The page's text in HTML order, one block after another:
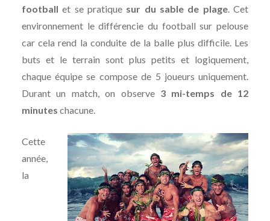
football et se pratique sur du sable de plage. Cet
environnement le différencie du football sur pelouse
car cela rend la conduite de la balle plus difficile. Les
buts et le terrain sont plus petits et logiquement,
chaque équipe se compose de 5 joueurs uniquement.
Durant un match, on observe 3 mi-temps de 12
minutes chacune.
Cette
année,
la